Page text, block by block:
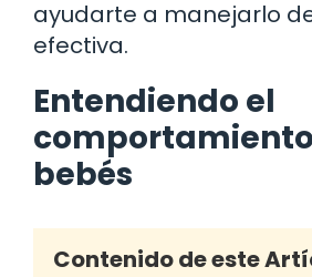
ayudarte a manejarlo
efectiva.
Entendiendo el
bebés
Contenido de este